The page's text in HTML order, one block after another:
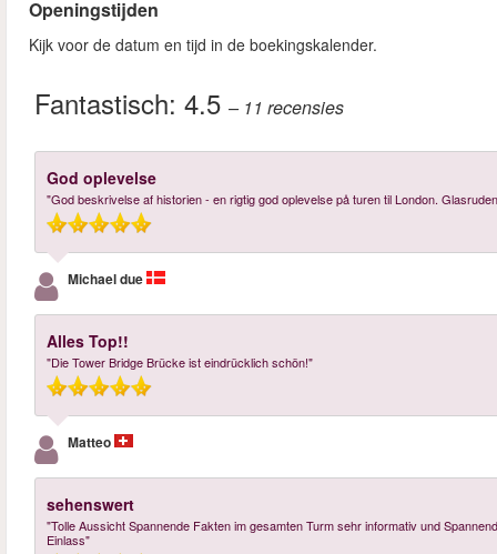
Openingstijden
Kijk voor de datum en tijd in de boekingskalender.
Fantastisch: 4.5 – 11 recensies
God oplevelse
"God beskrivelse af historien - en rigtig god oplevelse på turen til London.
Michael due
Alles Top!!
"Die Tower Bridge Brücke ist eindrücklich schön!"
Matteo
sehenswert
"Tolle Aussicht Spannende Fakten im gesamten Turm sehr informativ und
Einlass"